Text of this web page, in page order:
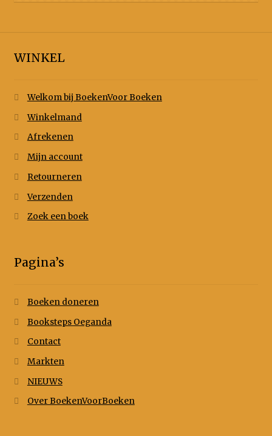
WINKEL
Welkom bij BoekenVoor Boeken
Winkelmand
Afrekenen
Mijn account
Retourneren
Verzenden
Zoek een boek
Pagina’s
Boeken doneren
Booksteps Oeganda
Contact
Markten
NIEUWS
Over BoekenVoorBoeken